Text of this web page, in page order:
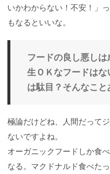
いかわからない！不安！」
もなるといいな。
フードの良し悪し
生ＯＫなフードは
は駄目？そんなこと
極論だけどね、人間だって
ないですよね。
オーガニックフードしか食
なる。マクドナルド食べた